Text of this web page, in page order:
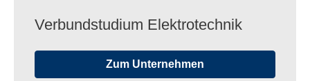
Verbund­stu­dium Elektrotechnik
Zum Unternehmen